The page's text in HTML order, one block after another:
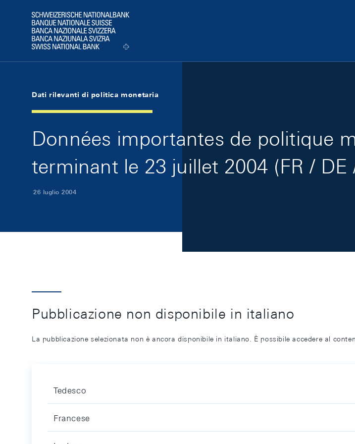
Logo
Dati rilevanti di politica monetaria
Données importantes de politique
terminant le 23 juillet 2004 (FR / DE
26 luglio 2004
Pubblicazione non disponibile in italiano
La pubblicazione selezionata non è ancora disponibile in italiano. È possibile accedere al
Tedesco
Francese